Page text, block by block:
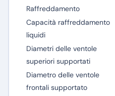
Raffreddamento
Capacità raffreddamento
liquidi
Diametri delle ventole
superiori supportati
Diametro delle ventole
frontali supportato